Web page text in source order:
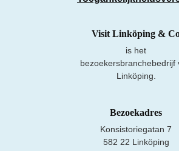
Visit Linköping &
is het
bezoekersbranchebedrijf
Linköping.
Bezoekadres
Konsistoriegatan 7
582 22 Linköping